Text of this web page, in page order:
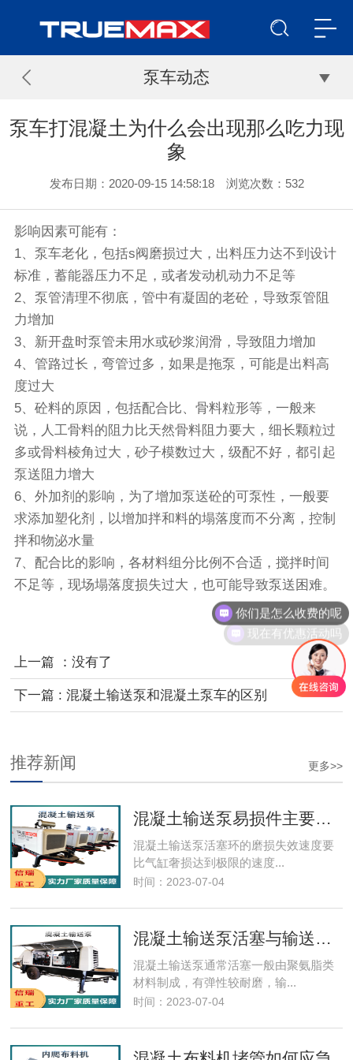
泵车动态
泵车打混凝土为什么会出现那么吃力现
象
发布日期：2020-09-15 14:58:18 浏览次数： 532
影响因素可能有：
1、泵车老化，包括s阀磨损过大，出料压力达不到设计
标准，蓄能器压力不足，或者发动机动力不足等
2、泵管清理不彻底，管中有凝固的老砼，导致泵管阻
力增加
3、新开盘时泵管未用水或砂浆润滑，导致阻力增加
4、管路过长，弯管过多，如果是拖泵，可能是出料高
度过大
5、砼料的原因，包括配合比、骨料粒形等，一般来
说，人工骨料的阻力比天然骨料阻力要大，细长颗粒过
多或骨料棱角过大，砂子模数过大，级配不好，都引起
泵送阻力增大
6、外加剂的影响，为了增加泵送砼的可泵性，一般要
求添加塑化剂，以增加拌和料的塌落度而不分离，控制
拌和物泌水量
7、配合比的影响，各材料组分比例不合适，搅拌时间
不足等，现场塌落度损失过大，也可能导致泵送困难。
上一篇 ：没有了
下一篇 : 混凝土输送泵和混凝土泵车的区别
更多>>
推荐新闻
混凝土输送泵易损件主要事项
混凝土输送泵​活塞环的磨损失效速度要
比气缸奢损达到极限的速度...
时间：2023-07-04
混凝土输送泵通常活塞一般由聚氨脂类
材料制成，有弹性较耐磨，输...
时间：2023-07-04
你们是怎么收费的呢
现在有优惠活动吗